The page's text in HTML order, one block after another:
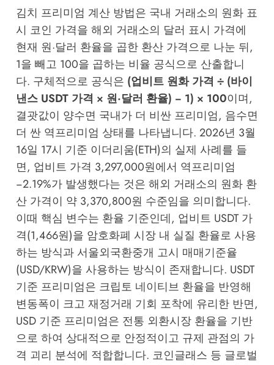
김치 프리미엄 계산 방법은 국내 거래소의 원화 표
시 코인 가격을 해외 거래소의 달러 표시 가격에
현재 원·달러 환율을 곱한 환산 가격으로 나눈 뒤,
1을 빼고 100을 곱하는 비율 공식으로 산출합니
다. 구체적으로 공식은 (업비트 원화 가격 ÷ (바이
낸스 USDT 가격 × 원·달러 환율) − 1) × 100이며,
결괏값이 양수면 국내가 더 비싼 프리미엄, 음수면
더 싼 역프리미엄 상태를 나타냅니다. 2026년 3월
16일 17시 기준 이더리움(ETH)의 실제 사례를 들
면, 업비트 가격 3,297,000원에서 역프리미엄
−2.19%가 발생했다는 것은 해외 거래소의 원화 환
산 가격이 약 3,370,800원 수준임을 의미합니다.
이때 핵심 변수는 환율 기준인데, 업비트 USDT 가
격(1,466원)을 암호화폐 시장 내 실질 환율로 사용
하는 방식과 서울외국환중개 고시 매매기준율
(USD/KRW)을 사용하는 방식이 존재합니다. USDT
기준 프리미엄은 크립토 네이티브 환율을 반영해
변동폭이 크고 재정거래 기회 포착에 유리한 반면,
USD 기준 프리미엄은 전통 외환시장 환율을 기반
으로 하여 상대적으로 안정적이고 규제 관점의 가
격 괴리 분석에 적합합니다. 코인글래스 등 글로벌